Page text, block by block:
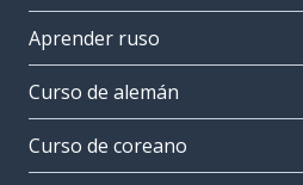
Aprender ruso
Curso de alemán
Curso de coreano